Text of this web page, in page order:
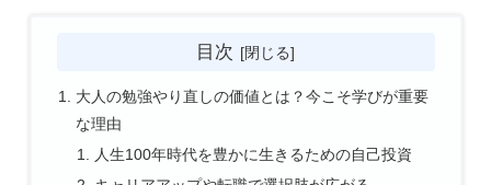
目次
大人の勉強やり直しの価値とは？今こそ学びが重要
な理由
人生100年時代を豊かに生きるための自己投資